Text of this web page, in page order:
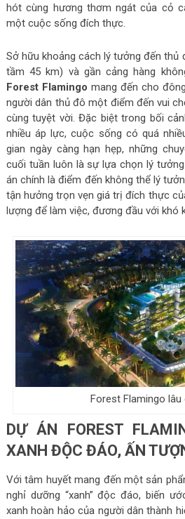
hót cùng hương thơm ngát của cỏ
một cuộc sống đích thực.
Sở hữu khoảng cách lý tưởng đến thủ
tầm 45 km) và gần cảng hàng
Forest Flamingo mang đến cho
người dân thủ đô một điểm đến vui
cùng tuyệt vời. Đặc biệt trong bối
nhiều áp lực, cuộc sống có quá
gian ngày càng hạn hẹp, những
cuối tuần luôn là sự lựa chọn lý
án chính là điểm đến không thể lý
tận hưởng trọn vẹn giá trị đích thực
lượng để làm việc, đương đầu với khó
Forest Flamingo lâu
DỰ ÁN FOREST
XANH ĐỘC ĐÁO, ẤN
Với tâm huyết mang đến một sản
nghỉ dưỡng “xanh” độc đáo, biến
xanh hoàn hảo của người dân thành